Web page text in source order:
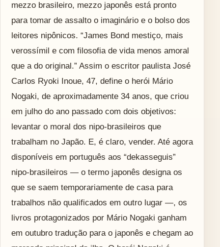
mezzo brasileiro, mezzo japonês está pronto
para tomar de assalto o imaginário e o bolso dos
leitores nipônicos. “James Bond mestiço, mais
verossímil e com filosofia de vida menos amoral
que a do original.” Assim o escritor paulista José
Carlos Ryoki Inoue, 47, define o herói Mário
Nogaki, de aproximadamente 34 anos, que criou
em julho do ano passado com dois objetivos:
levantar o moral dos nipo-brasileiros que
trabalham no Japão. E, é claro, vender. Até agora
disponíveis em português aos “dekasseguis”
nipo-brasileiros — o termo japonês designa os
que se saem temporariamente de casa para
trabalhos não qualificados em outro lugar —, os
livros protagonizados por Mário Nogaki ganham
em outubro tradução para o japonês e chegam ao